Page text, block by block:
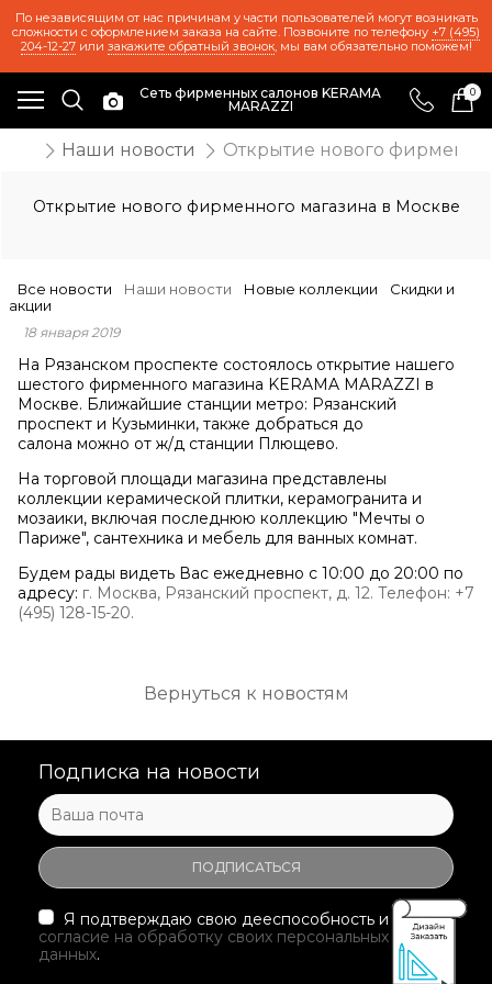
По независящим от нас причинам у части пользователей могут возникать
сложности с оформлением заказа на сайте. Позвоните по телефону +7 (495)
204-12-27или закажите обратный звонок, мы вам обязательно поможем!
Сеть фирменных салонов KERAMA
MARAZZI
0
Наши новости Открытие нового
Открытие нового фирменного магазина в Москве
Все новости Наши новости Новые коллекции
Скидки и
акции
18 января 2019
На Рязанском проспекте состоялось открытие нашего
шестого фирменного магазина KERAMA MARAZZI в
Москве. Ближайшие станции метро: Рязанский
проспект и Кузьминки, также добраться до
салона можно от ж/д станции Плющево.
На торговой площади магазина представлены
коллекции керамической плитки, керамогранита и
мозаики, включая последнюю коллекцию "Мечты о
Париже", сантехника и мебель для ванных комнат.
Будем рады видеть Вас ежедневно с 10:00 до 20:00 по
адресу: г. Москва, Рязанский проспект, д. 12. Телефон: +7
(495) 128-15-20.
Вернуться к новостям
Подписка на новости
Я подтверждаю свою дееспособность и даю
согласие на обработку своих персональных
данных.